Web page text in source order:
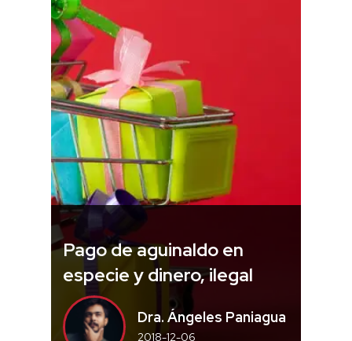
Pago de aguinaldo en
especie y dinero, ilegal
Dra. Ángeles Paniagua
2018-12-06